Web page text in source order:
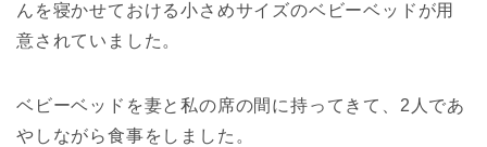
んを寝かせておける小さめサイズのベビーベッドが用
意されていました。
ベビーベッドを妻と私の席の間に持ってきて、2人であ
やしながら食事をしました。